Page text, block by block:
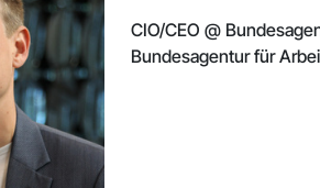
CIO/CEO @
Bundesagentur für